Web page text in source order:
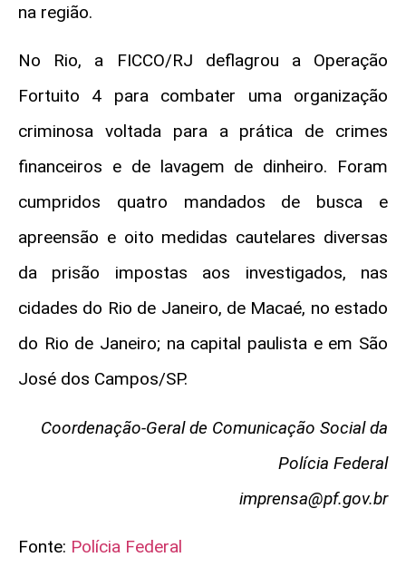
na região.
No Rio, a FICCO/RJ deflagrou a Operação
Fortuito 4 para combater uma organização
criminosa voltada para a prática de crimes
financeiros e de lavagem de dinheiro. Foram
cumpridos quatro mandados de busca e
apreensão e oito medidas cautelares diversas
da prisão impostas aos investigados, nas
cidades do Rio de Janeiro, de Macaé, no estado
do Rio de Janeiro; na capital paulista e em São
José dos Campos/SP.
Coordenação-Geral de Comunicação Social da
Polícia Federal
imprensa@pf.gov.br
Fonte: Polícia Federal